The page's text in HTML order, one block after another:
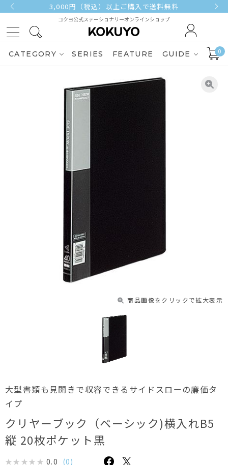
3,000円（税込）以上ご購入で送料無料
コクヨ公式ステーショナリーオンラインショップ
CATEGORY SERIES FEATURE GUIDE 0
商品画像をクリックで拡大表示
大型書類も見開きで収容できるサイドスローの廉価タ
イプ
クリヤーブック（ベーシック)横入れB5
縦 20枚ポケット黒
0.0 (0)